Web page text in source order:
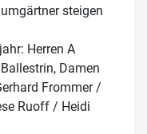
steigen
Herren A
Damen
Frommer /
Ruoff / Heidi